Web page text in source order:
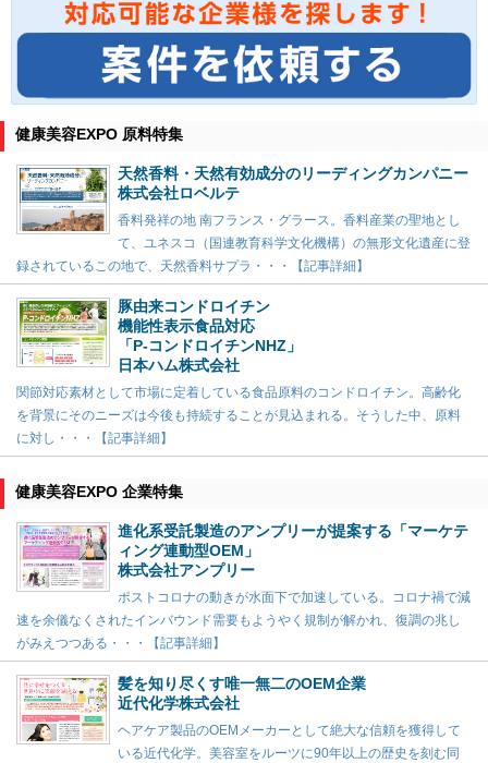
健康美容EXPO 原料特集
天然香料・天然有効成分のリーディングカンパニー
株式会社ロベルテ
香料発祥の地 南フランス・グラース。香料産業の聖地とし
て、ユネスコ（国連教育科学文化機構）の無形文化遺産に登
録されているこの地で、天然香料サプラ・・・【記事詳細】
豚由来コンドロイチン
機能性表示食品対応
「P-コンドロイチンNHZ」
日本ハム株式会社
関節対応素材として市場に定着している食品原料のコンドロイチン。高齢化
を背景にそのニーズは今後も持続することが見込まれる。そうした中、原料
に対し・・・【記事詳細】
健康美容EXPO 企業特集
進化系受託製造のアンプリーが提案する「マーケテ
ィング連動型OEM」
株式会社アンプリー
ポストコロナの動きが水面下で加速している。コロナ禍で減
速を余儀なくされたインバウンド需要もようやく規制が解かれ、復調の兆し
がみえつつある・・・【記事詳細】
髪を知り尽くす唯一無二のOEM企業
近代化学株式会社
ヘアケア製品のOEMメーカーとして絶大な信頼を獲得して
いる近代化学。美容室をルーツに90年以上の歴史を刻む同